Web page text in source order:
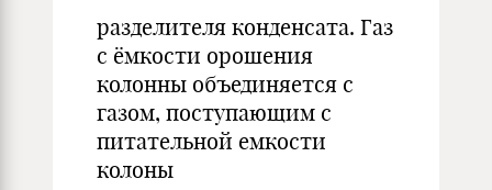
разделителя конденсата. Газ
с ёмкости орошения
колонны объединяется с
газом, поступающим с
питательной емкости
колоны